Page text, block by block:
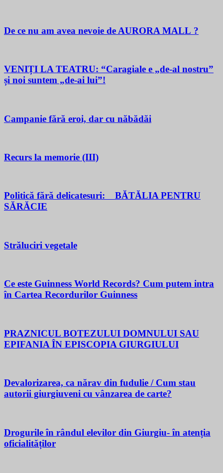
De ce nu am avea nevoie de AURORA MALL ?
VENIȚI LA TEATRU: “Caragiale e „de-al nostru”
și noi suntem „de-ai lui”!
Campanie fără eroi, dar cu năbădăi
Recurs la memorie (III)
Politică fără delicatesuri: BĂTĂLIA PENTRU
SĂRĂCIE
Străluciri vegetale
Ce este Guinness World Records? Cum putem intra
în Cartea Recordurilor Guinness
PRAZNICUL BOTEZULUI DOMNULUI SAU
EPIFANIA ÎN EPISCOPIA GIURGIULUI
Devalorizarea, ca nărav din fudulie / Cum stau
autorii giurgiuveni cu vânzarea de carte?
Drogurile în rândul elevilor din Giurgiu- în atenția
oficialităților